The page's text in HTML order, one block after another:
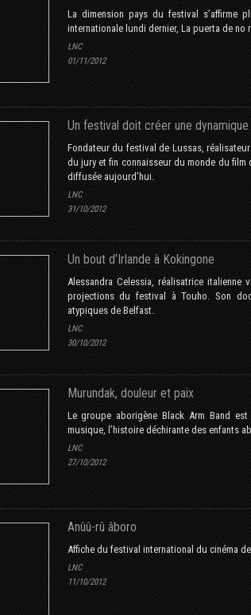
La dimension pays du festival s’affirme
internationale lundi dernier, La puerta de no
LNC
01/11/2012
Un festival doit créer une dynamique
Fondateur du festival de Lussas,
du jury et fin connaisseur du monde du
diffusée aujourd’hui.
LNC
31/10/2012
Un bout d’Irlande à Kokingone
Alessandra Celessia, réalisatrice
projections du festival à Touho. Son
atypiques de Belfast.
LNC
30/10/2012
Murundak, douleur et paix
Le groupe aborigène Black Arm Band
musique, l’histoire déchirante des enfants
LNC
27/10/2012
Anûû-rû âboro
Affiche du festival international du cinéma
LNC
11/10/2012